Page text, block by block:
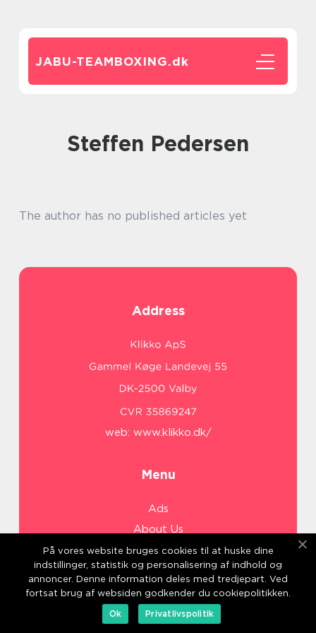
JABU-TEAMBOXING.dk
Steffen Pedersen
The author has no published articles yet
Address
web: www.klikko.dk/
Menu
Ads
About Us
Cookies
Contact
Sitemap
På vores website bruges cookies til at huske dine
indstillinger, statistik og personalisering af indhold og
annoncer. Denne information deles med tredjepart. Ved
fortsat brug af websiden godkender du cookiepolitikken.
Ok
Privatlivspolitik